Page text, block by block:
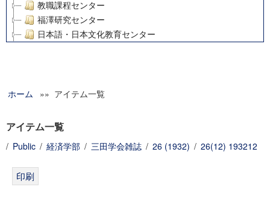
教職課程センター
福澤研究センター
日本語・日本文化教育センター
グローバルリサーチインスティテュート
科学研究費補助金研究成果報告書
慶應義塾大学グローバルCOEプログラム市民社会ガバナンス
ホーム »» アイテム一覧
アイテム一覧
/ Public / 経済学部 / 三田学会雑誌 / 26 (1932) / 26(12) 193212